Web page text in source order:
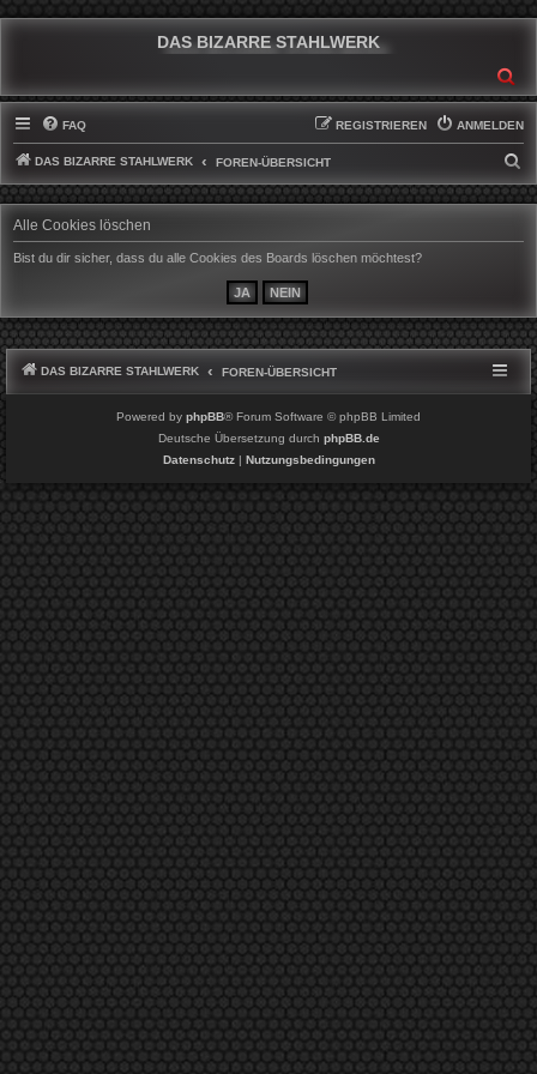
DAS BIZARRE STAHLWERK
FAQ ANMELDEN
REGISTRIEREN
DAS BIZARRE STAHLWERK FOREN-ÜBERSICHT
U
Alle Cookies löschen
Bist du dir sicher, dass du alle Cookies des Boards löschen möchtest?
DAS BIZARRE STAHLWERK FOREN-ÜBERSICHT
Powered by phpBB® Forum Software © phpBB Limited
Deutsche Übersetzung durch phpBB.de
Datenschutz| Nutzungsbedingungen